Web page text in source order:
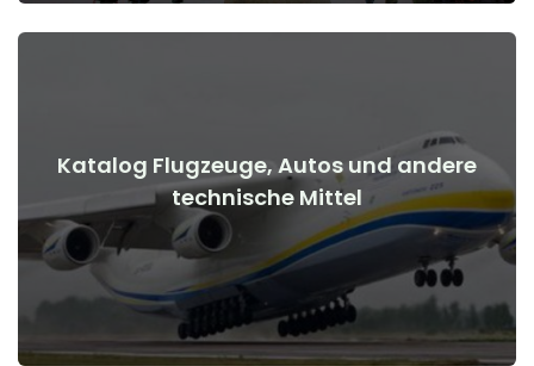
Katalog Flugzeuge, Autos und andere
technische Mittel
Flugzeuge, Autos, technische Mittel vor und nach
Kriegsbeginn
Details anzeigen